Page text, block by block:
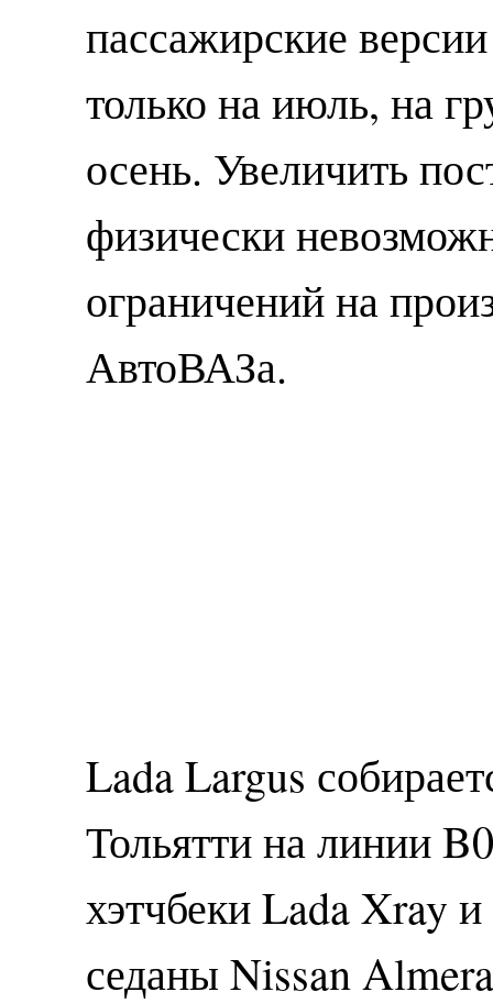
пассажирские
только на июль, на
осень. Увеличить
физически
ограничений на
АвтоВАЗа.
Lada Largus
Тольятти на линии
хэтчбеки Lada Xray
седаны Nissan